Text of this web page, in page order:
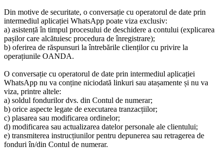
Din motive de securitate, o conversație cu operatorul de date prin
intermediul aplicației WhatsApp poate viza exclusiv:
a) asistență în timpul procesului de deschidere a contului (explicarea
pașilor care alcătuiesc procedura de înregistrare);
b) oferirea de răspunsuri la întrebările clienților cu privire la
operațiunile OANDA.
O conversație cu operatorul de date prin intermediul aplicației
WhatsApp nu va conține niciodată linkuri sau atașamente și nu va
viza, printre altele:
a) soldul fondurilor dvs. din Contul de numerar;
b) orice aspecte legate de executarea tranzacțiilor;
c) plasarea sau modificarea ordinelor;
d) modificarea sau actualizarea datelor personale ale clientului;
e) transmiterea instrucțiunilor pentru depunerea sau retragerea de
fonduri în/din Contul de numerar.